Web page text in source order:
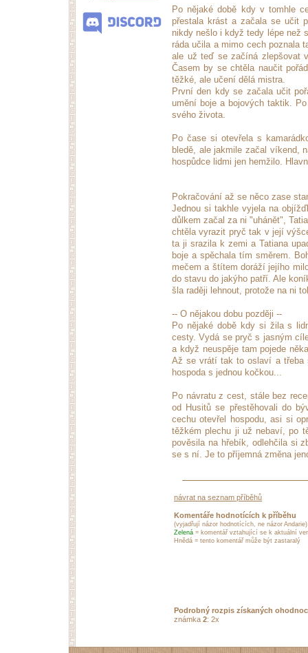
Po nějaké době kdy v tomhle
přestala krást a začala se učit
nikdy nešlo i když tedy lépe než
ráda učila a mimo cech poznala
ale už teď se začíná zlepšovat
Časem by se chtěla naučit
těžké, ale učení dělá mistra.
První den kdy se začala učit
umění boje a bojových taktik.
svého života.
Po čase si otevřela s
bledě, ale jakmile začal víkend,
hospůdce lidmi jen hemžilo.
Pokračování až se něco zase
Jednou si takhle vyjela na
důlkem začal za ni "uhánět",
chtěla vyrazit pryč tak v její
ta ji srazila k zemi a Tatiana
boje a spěchala tím směrem.
mečem a štítem doráží jejího
do stavu do jakýho patří. Ale
šla raději lehnout, protože na ni
-- O nějakou dobu později --
Po nějaké době kdy si žila s
cesty. Vydá se pryč s jasným
a když neuspěje tam pojede
Až se vrátí tak to oslaví a třeba
hospoda s jednou kočkou...
Po návratu z cest, stále bez
od Husitů se přestěhovali do
cechu otevřel hospodu, asi si
těžkém plechu ji už nebaví, po
pověsila na hřebík, odlehčila si
se s ní. Je to příjemná změna
návrat na seznam příběhů
Komentáře hodnotících k příběhu
(vyjadřují názor hodnotících, ne názor Andarie)
Zelená = komentář vztahující se k aktuální
Hnědá = tento komentář může být zastaralý
Podrobný rozpis získaných
známka 2: 2x